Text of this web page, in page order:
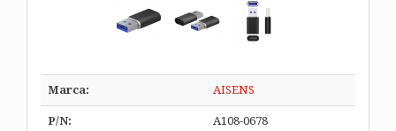
Marca: AISENS
P/N: A108-0678